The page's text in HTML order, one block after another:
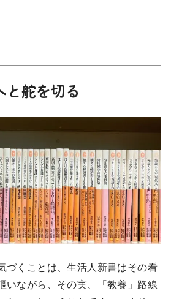
と舵を切る
くことは、生活人新書はその看
いながら、その実、「教養」路線